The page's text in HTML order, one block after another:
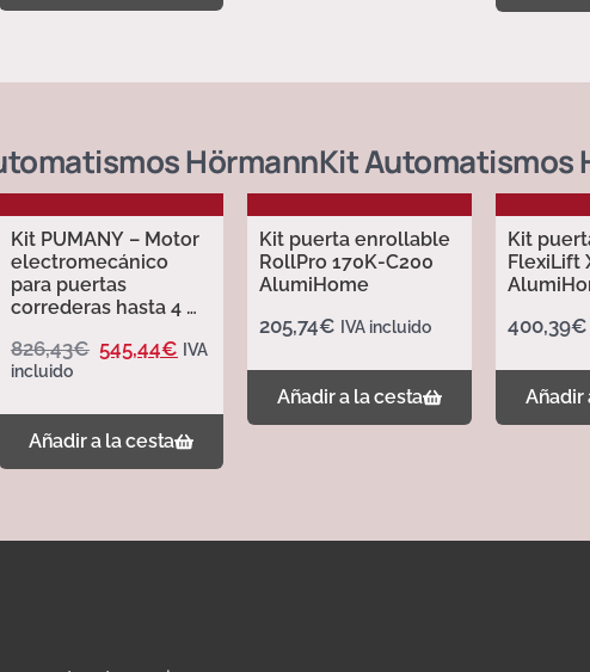
HörmannKit Automatismos
Kit PUMANY – Motor
electromecánico
para puertas
correderas hasta 4 m
826,43€ 545,44€ IVA
incluido
Añadir a la cesta
Kit puerta enrollable
RollPro 170K-C200
AlumiHome
205,74€ IVA incluido
Añadir a la cesta
Kit
FlexiLift
400,39€
Añadir